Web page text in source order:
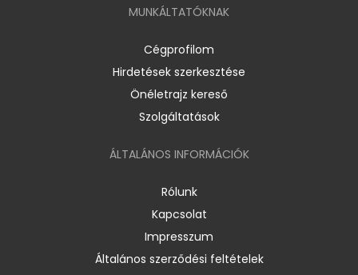
MUNKÁLTATÓKNAK
Cégprofilom
Hirdetések szerkesztése
Önéletrajz kereső
Szolgáltatások
ÁLTALÁNOS INFORMÁCIÓK
Rólunk
Kapcsolat
Impresszum
Általános szerződési feltételek